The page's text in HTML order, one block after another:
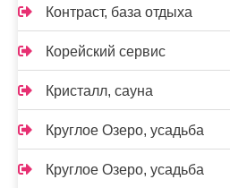
Контраст, база отдыха
Корейский сервис
Кристалл, сауна
Круглое Озеро, усадьба
Круглое Озеро, усадьба